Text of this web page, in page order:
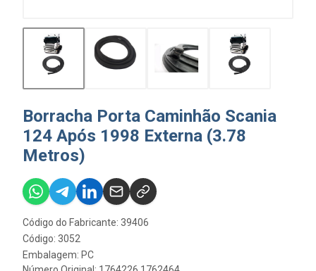
Borracha Porta Caminhão Scania
124 Após 1998 Externa (3.78
Metros)
Código do Fabricante: 39406
Código: 3052
Embalagem: PC